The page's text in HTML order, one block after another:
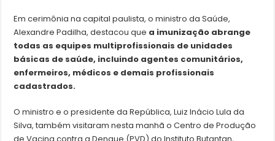
Em cerimônia na capital paulista, o ministro da Saúde,
Alexandre Padilha, destacou que a imunização abrange
todas as equipes multiprofissionais de unidades
básicas de saúde, incluindo agentes comunitários,
enfermeiros, médicos e demais profissionais
cadastrados.
O ministro e o presidente da República, Luiz Inácio Lula da
Silva, também visitaram nesta manhã o Centro de Produção